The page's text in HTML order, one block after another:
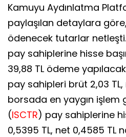
Kamuyu Aydınlatma
paylaşılan detaylara
ödenecek tutarlar
pay sahiplerine hisse
39,88 TL ödeme
pay sahipleri brüt 2,03 TL,
borsada en yaygın işlem
(ISCTR) pay sahiplerine
0,5395 TL, net 0,4585 TL